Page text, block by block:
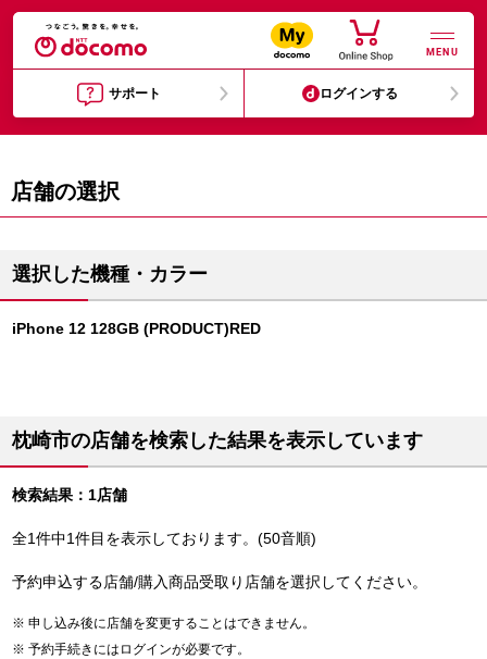
MENU
サポート ログインする
店舗の選択
選択した機種・カラー
iPhone 12 128GB (PRODUCT)RED
枕崎市の店舗を検索した結果を表示しています
検索結果：1店舗
全1件中1件目を表示しております。(50音順)
予約申込する店舗/購入商品受取り店舗を選択してください。
申し込み後に店舗を変更することはできません。
予約手続きにはログインが必要です。